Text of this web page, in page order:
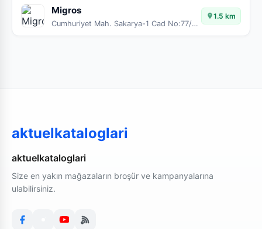
Migros
Cumhuriyet Mah. Sakarya-1 Cad No:77/A-B
1.5 km
aktuelkataloglari
aktuelkataloglari
Size en yakın mağazaların broşür ve kampanyalarına
ulabilirsiniz.